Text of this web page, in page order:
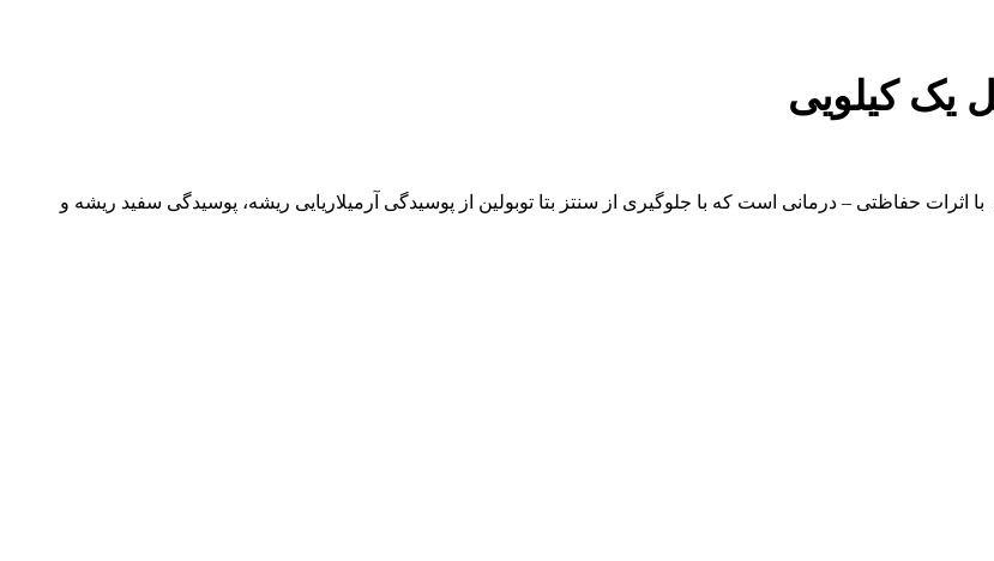
یک کیلویی
700 گرم بر کیلوگرم تیوفانات متیل با اثرات حفاظتی – درمانی است که با جلوگیری از سنتز بتا توبولین از پوسیدگی آرمیلاریایی ریشه، پوسیدگی سفید ریشه و